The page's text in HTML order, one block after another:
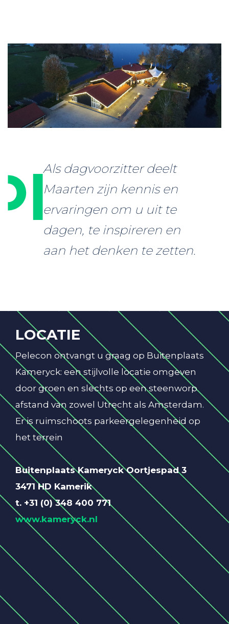
Als dagvoorzitter deelt
Maarten zijn kennis en
ervaringen om u uit te
dagen, te inspireren en
aan het denken te zetten.
LOCATIE
Pelecon ontvangt u graag op Buitenplaats
Kameryck: een stijlvolle locatie omgeven
door groen en slechts op een steenworp
afstand van zowel Utrecht als Amsterdam.
Er is ruimschoots parkeergelegenheid op
het terrein
Buitenplaats Kameryck Oortjespad 3
3471 HD Kamerik
t. +31 (0) 348 400 771
www.kameryck.nl